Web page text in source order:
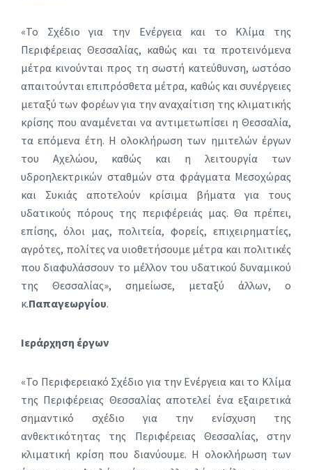
«Το Σχέδιο για την Ενέργεια και το Κλίμα της
Περιφέρειας Θεσσαλίας, καθώς και τα προτεινόμενα
μέτρα κινούνται προς τη σωστή κατεύθυνση, ωστόσο
απαιτούνται επιπρόσθετα μέτρα, καθώς και συνέργειες
μεταξύ των φορέων για την αναχαίτιση της κλιματικής
κρίσης που αναμένεται να αντιμετωπίσει η Θεσσαλία,
τα επόμενα έτη. Η ολοκλήρωση των ημιτελών έργων
του Αχελώου, καθώς και η λειτουργία των
υδροηλεκτρικών σταθμών στα φράγματα Μεσοχώρας
και Συκιάς αποτελούν κρίσιμα βήματα για τους
υδατικούς πόρους της περιφέρειάς μας. Θα πρέπει,
επίσης, όλοι μας, πολιτεία, φορείς, επιχειρηματίες,
αγρότες, πολίτες να υιοθετήσουμε μέτρα και πολιτικές
που διαφυλάσσουν το μέλλον του υδατικού δυναμικού
της Θεσσαλίας», σημείωσε, μεταξύ άλλων, ο
κ.Παπαγεωργίου.
Ιεράρχηση έργων
«Το Περιφερειακό Σχέδιο για την Ενέργεια και το Κλίμα
της Περιφέρειας Θεσσαλίας αποτελεί ένα εξαιρετικά
σημαντικό σχέδιο για την ενίσχυση της
ανθεκτικότητας της Περιφέρειας Θεσσαλίας, στην
κλιματική κρίση που διανύουμε. Η ολοκλήρωση των